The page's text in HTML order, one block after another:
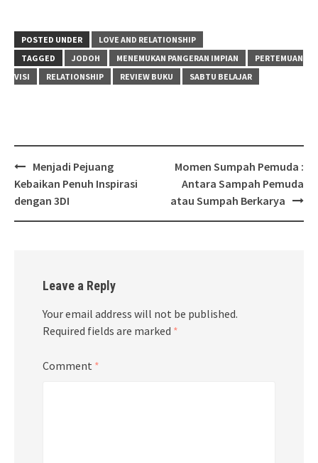
POSTED UNDER
LOVE AND RELATIONSHIP
TAGGED
JODOH MENEMUKAN PANGERAN IMPIAN
PERTEMUAN
VISI
RELATIONSHIP REVIEW BUKU SABTU BELAJAR
Post
navigation
Menjadi Pejuang
Kebaikan Penuh Inspirasi
dengan 3DI
Momen Sumpah Pemuda :
Antara Sampah Pemuda
atau Sumpah Berkarya
Leave a Reply
Your email address will not be published.
Required fields are marked *
Comment *